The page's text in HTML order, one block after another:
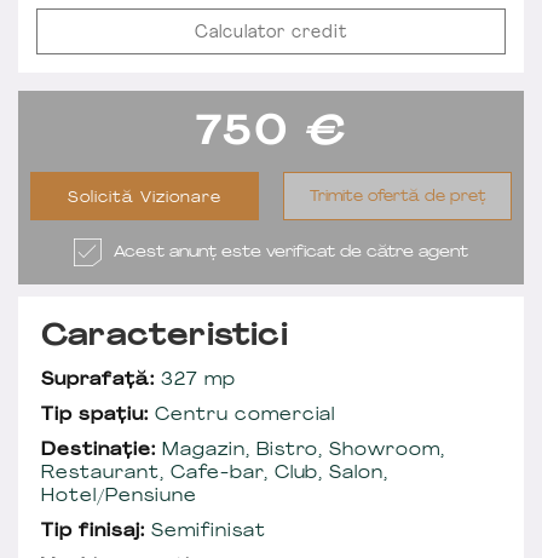
Calculator credit
750 €
Solicită Vizionare Trimite ofertă de preț
Acest anunț este verificat de către agent
Caracteristici
Suprafață: 327 mp
Tip spațiu: Centru comercial
Destinație: Magazin, Bistro, Showroom,
Restaurant, Cafe-bar, Club, Salon,
Hotel/Pensiune
Tip finisaj: Semifinisat